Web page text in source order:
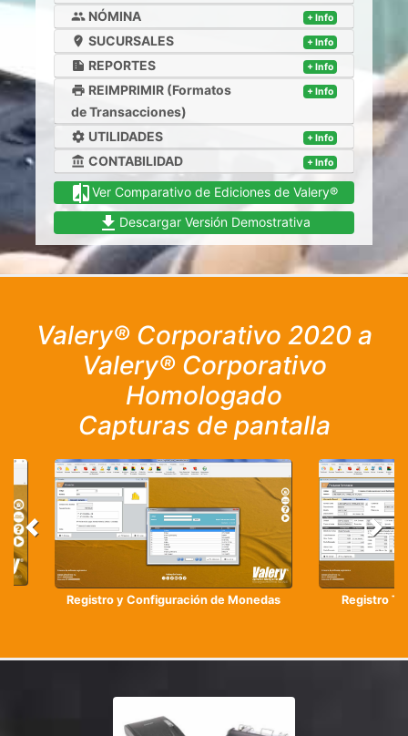
people NÓMINA + Info
edit_location SUCURSALES + Info
summarize REPORTES + Info
print REIMPRIMIR (Formatos
de Transacciones)
+ Info
settings UTILIDADES + Info
account_balance CONTABILIDAD + Info
compareVer Comparativo de Ediciones de Valery®
file_download Descargar Versión Demostrativa
Valery® Corporativo 2020 a
Valery® Corporativo
Homologado
Capturas de pantalla
Registro y Configuración de Monedas Registro